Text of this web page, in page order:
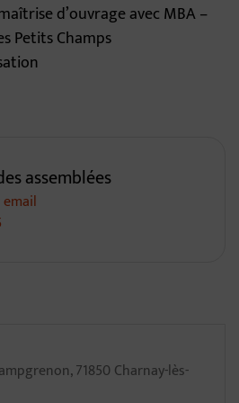
d’ouvrage avec MBA –
Petits Champs
assemblées
71850 Charnay-lès-